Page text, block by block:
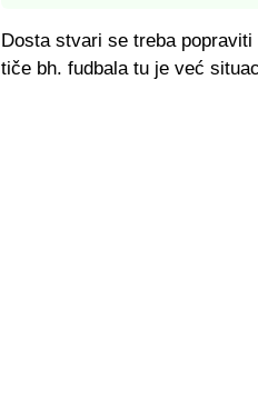
Dosta stvari se treba
tiče bh. fudbala tu je već